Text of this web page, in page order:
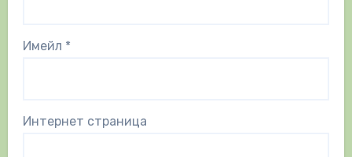
Имейл *
Интернет страница